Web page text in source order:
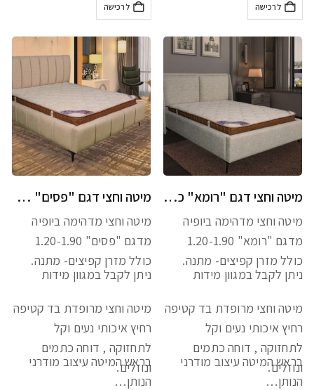
לרכישה לרכישה
מיטה וחצי דגם "רומא" כולל מזרן מתנה
מיטה וחצי מדהימה ביופיה
מדגם "רומא" 1.20-1.90
כולל מזרן קפיצים- מתנה.
ניתן לקבל במגוון מידות
מיטה וחצי מרופדת בד קטיפה
רחיץ איכותי נעים וקל
לתחזוקה , דוחה כתמים
ונוזלים.
בראש המיטה עיצוב מודרני
הנותן…
מיטה וחצי דגם "פסים" כולל מזרן מתנה
מיטה וחצי מדהימה ביופיה
מדגם "פסים" 1.20-1.90
כולל מזרן קפיצים- מתנה.
ניתן לקבל במגוון מידות
מיטה וחצי מרופדת בד קטיפה
רחיץ איכותי נעים וקל
לתחזוקה , דוחה כתמים
ונוזלים.
בראש המיטה עיצוב מודרני
הנותן…